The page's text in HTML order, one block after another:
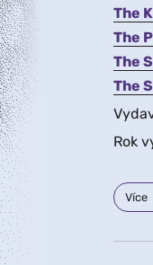
The
The
The
The
Rok
Více